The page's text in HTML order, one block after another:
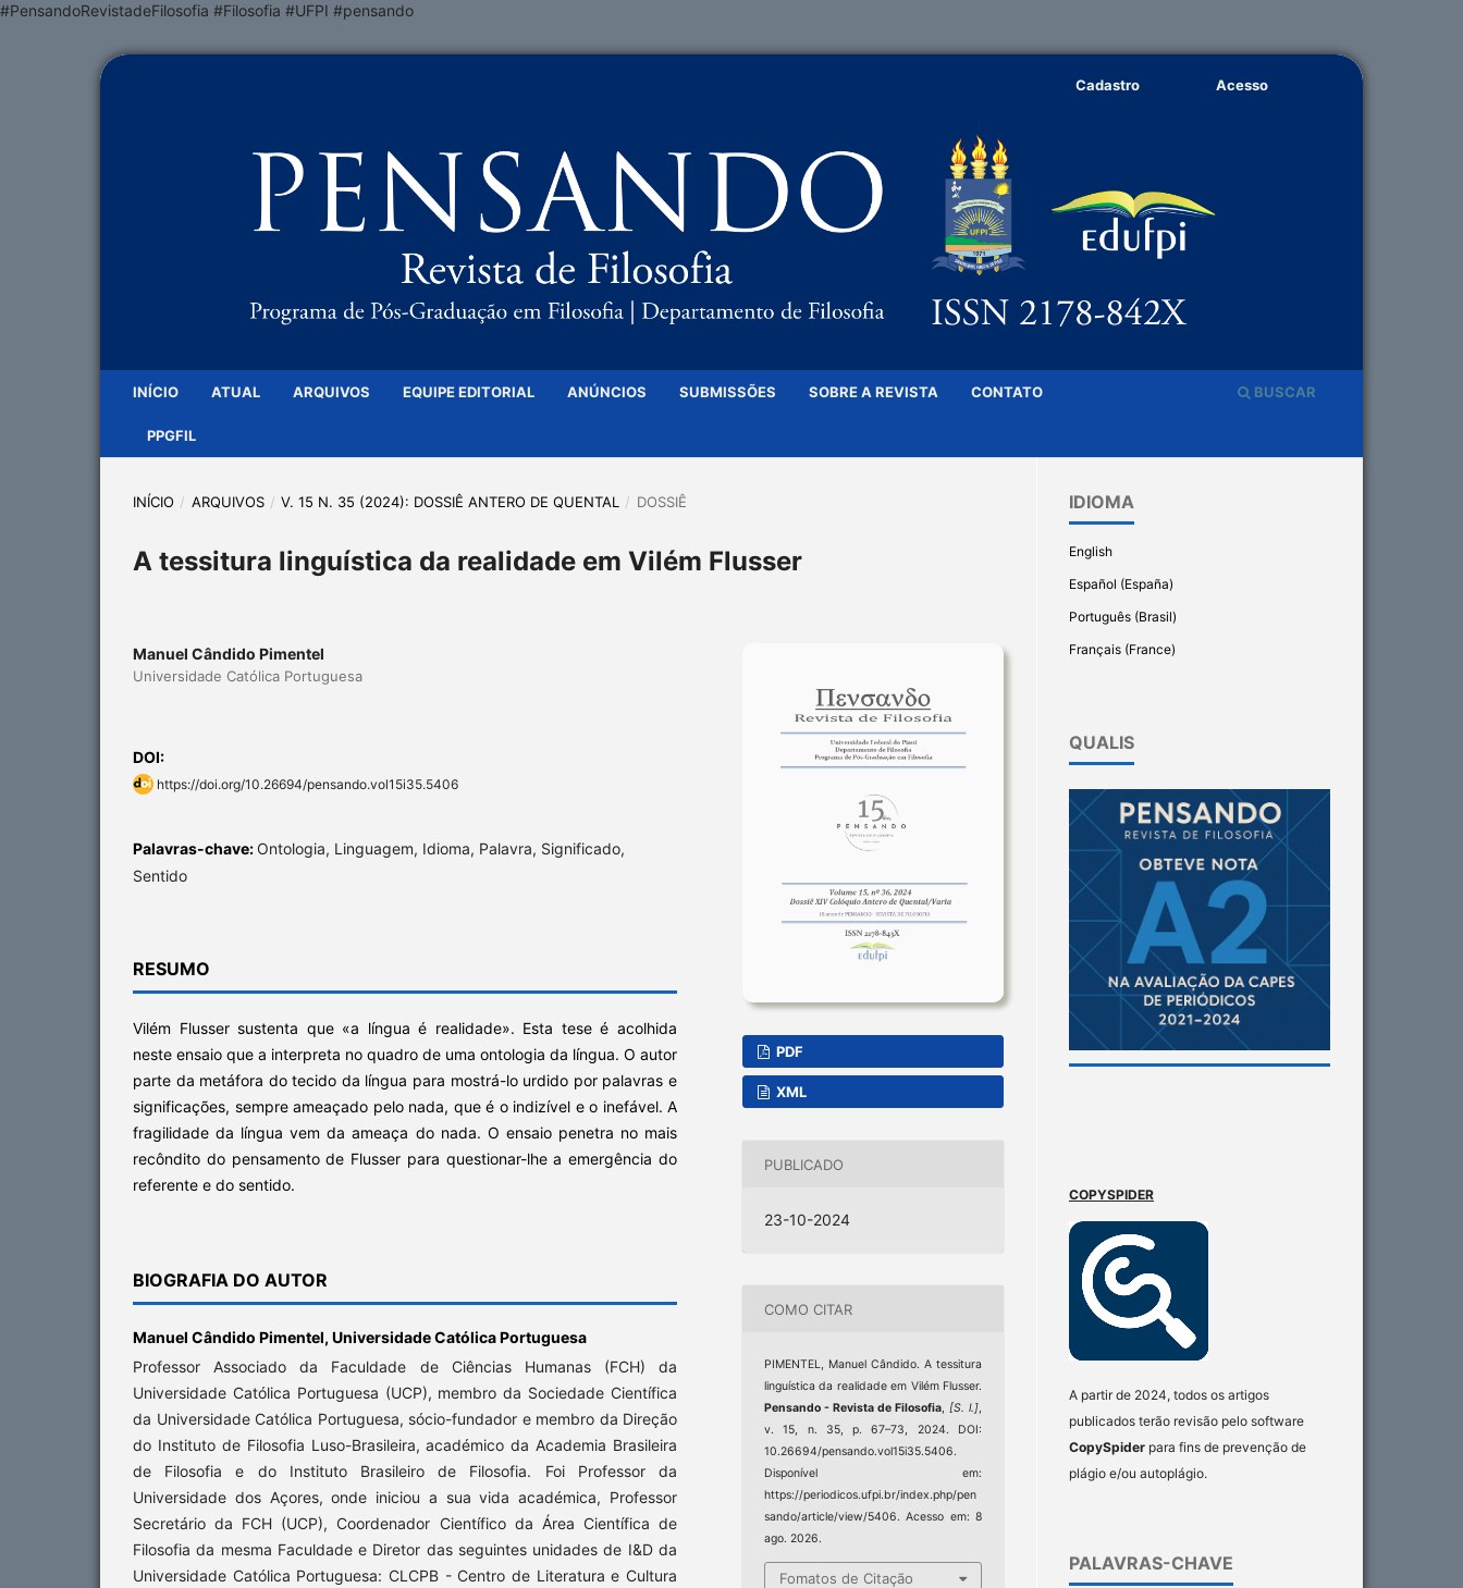
#PensandoRevistadeFilosofia #Filosofia #UFPI #pensando
INÍCIO ATUAL ARQUIVOS EQUIPE EDITORIAL ANÚNCIOS SUBMISSÕES SOBRE A REVISTA CONTATO
PPGFIL
BUSCAR
Cadastro Acesso
INÍCIO / ARQUIVOS / V. 15 N. 35 (2024): DOSSIÊ ANTERO DE QUENTAL / DOSSIÊ
A tessitura linguística da realidade em Vilém Flusser
Manuel Cândido Pimentel
Universidade Católica Portuguesa
DOI:
https://doi.org/10.26694/pensando.vol15i35.5406
Palavras-chave: Ontologia, Linguagem, Idioma, Palavra, Significado,
Sentido
RESUMO
Vilém Flusser sustenta que «a língua é realidade». Esta tese é acolhida
neste ensaio que a interpreta no quadro de uma ontologia da língua. O autor
parte da metáfora do tecido da língua para mostrá-lo urdido por palavras e
significações, sempre ameaçado pelo nada, que é o indizível e o inefável. A
fragilidade da língua vem da ameaça do nada. O ensaio penetra no mais
recôndito do pensamento de Flusser para questionar-lhe a emergência do
referente e do sentido.
BIOGRAFIA DO AUTOR
Manuel Cândido Pimentel, Universidade Católica Portuguesa
Professor Associado da Faculdade de Ciências Humanas (FCH) da
Universidade Católica Portuguesa (UCP), membro da Sociedade Científica
da Universidade Católica Portuguesa, sócio-fundador e membro da Direção
do Instituto de Filosofia Luso-Brasileira, académico da Academia Brasileira
de Filosofia e do Instituto Brasileiro de Filosofia. Foi Professor da
Universidade dos Açores, onde iniciou a sua vida académica, Professor
Secretário da FCH (UCP), Coordenador Científico da Área Científica de
Filosofia da mesma Faculdade e Diretor das seguintes unidades de I&D da
Universidade Católica Portuguesa: CLCPB - Centro de Literatura e Cultura
PDF
XML
PUBLICADO
23-10-2024
COMO CITAR
PIMENTEL, Manuel Cândido. A tessitura
linguística da realidade em Vilém Flusser.
Pensando - Revista de Filosofia, [S. l.],
v. 15, n. 35, p. 67–73, 2024. DOI:
10.26694/pensando.vol15i35.5406.
Disponível em:
https://periodicos.ufpi.br/index.php/pen
sando/article/view/5406. Acesso em: 8
ago. 2026.
Fomatos de Citação
IDIOMA
English
Español (España)
Português (Brasil)
Français (France)
QUALIS
COPYSPIDER
A partir de 2024, todos os artigos
publicados terão revisão pelo software
CopySpider para fins de prevenção de
plágio e/ou autoplágio.
PALAVRAS-CHAVE